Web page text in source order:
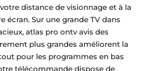
distance de visionnage et à la
écran. Sur une grande TV dans
atlas pro ontv avis des
plus grandes améliorent la
pour les programmes en bas
télécommande dispose de